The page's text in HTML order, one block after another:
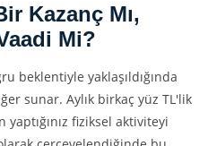
Kazanç Mı,
Mi?
beklentiyle yaklaşıldığında
sunar. Aylık birkaç yüz TL'lik
fiziksel aktiviteyi